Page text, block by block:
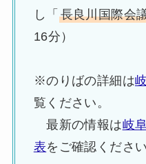
し「 長良川国際会
16分）
※のりばの詳細は
覧ください。
最新の情報は岐
表をご確認ください